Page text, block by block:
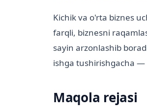
Kichik va o'rta biznes
farqli, biznesni
sayin arzonlashib
ishga tushirishgacha
Maqola rejasi